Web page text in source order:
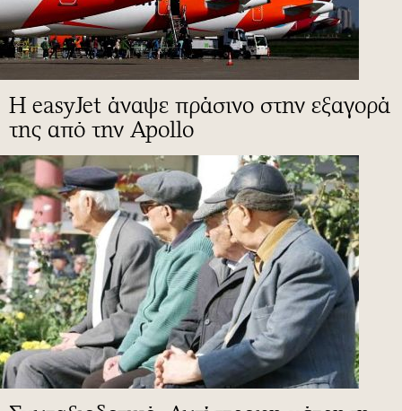
Η easyJet άναψε πράσινο στην εξαγορά
της από την Apollo